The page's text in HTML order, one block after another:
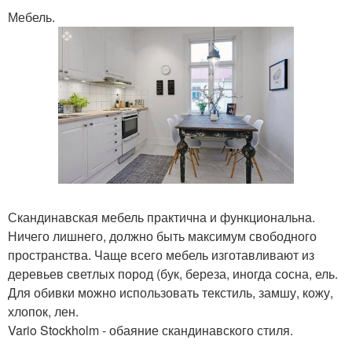
Мебель.
Скандинавская мебель практична и функциональна.
Ничего лишнего, должно быть максимум свободного
пространства. Чаще всего мебель изготавливают из
деревьев светлых пород (бук, береза, иногда сосна, ель.
Для обивки можно использовать текстиль, замшу, кожу,
хлопок, лен.
Vario Stockholm - обаяние скандинавского стиля.